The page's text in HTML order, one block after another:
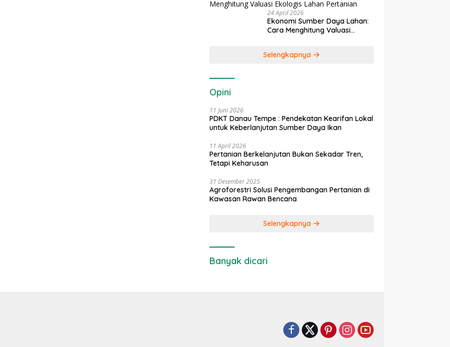
24 April 2026
Ekonomi Sumber Daya Lahan:
Cara Menghitung Valuasi
Selengkapnya
Opini
11 Juni 2026
PDKT Danau Tempe : Pendekatan Kearifan Lokal
untuk Keberlanjutan Sumber Daya Ikan
11 April 2026
Pertanian Berkelanjutan Bukan Sekadar Tren,
Tetapi Keharusan
31 Desember 2025
Agroforestri Solusi Pengembangan Pertanian di
Kawasan Rawan Bencana
Selengkapnya
Banyak dicari